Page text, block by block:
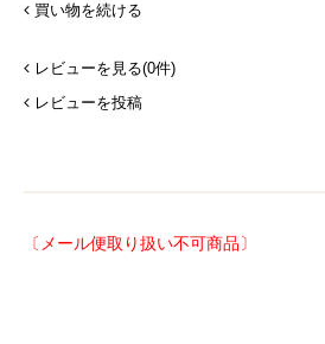
買い物を続ける
レビューを見る(0件)
レビューを投稿
〔メール便取り扱い不可商品〕